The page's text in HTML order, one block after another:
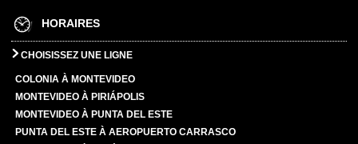
HORAIRES
CHOISISSEZ UNE LIGNE
COLONIA À MONTEVIDEO
MONTEVIDEO À PIRIÁPOLIS
MONTEVIDEO À PUNTA DEL ESTE
PUNTA DEL ESTE À AEROPUERTO CARRASCO